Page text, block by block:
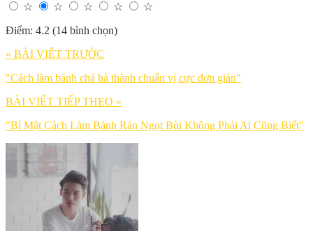
☆ ☆ ☆ ☆
☆
Điểm: 4.2 (14 bình chọn)
« BÀI VIẾT TRƯỚC
"Cách làm bánh chả hà thành chuẩn vị cực đơn giản"
BÀI VIẾT TIẾP THEO »
"Bí Mật Cách Làm Bánh Rán Ngọt Bùi Không Phải Ai Cũng Biết"